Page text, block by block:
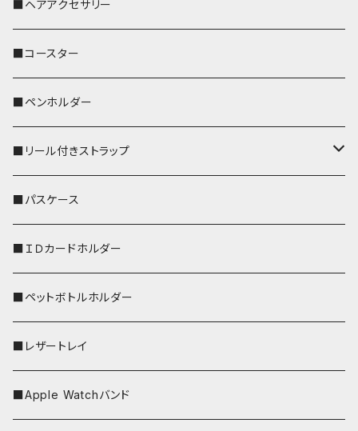
文鳥
鹿
ペンギン
■ヘアアクセサリー
■コースター
■ペンホルダー
■リール付きストラップ
リールのみ
ストラップ付
■パスケース
■ＩＤカードホルダー
■ペットボトルホルダー
■レザートレイ
■Apple Watchバンド